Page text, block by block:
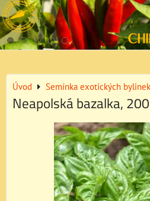
Úvod Semínka exotických
Neapolská bazalka,